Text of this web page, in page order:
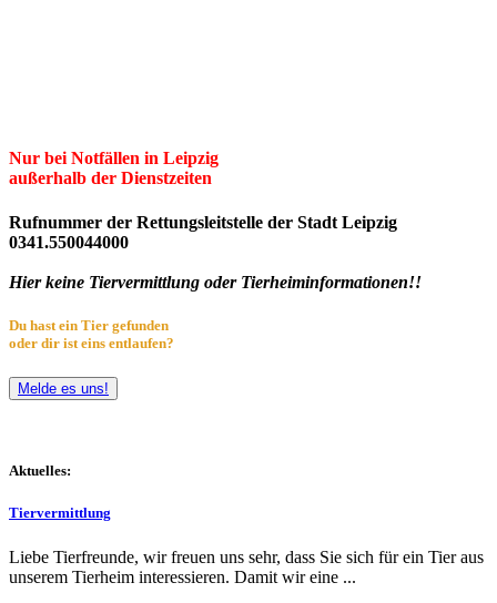
Nur bei Notfällen in Leipzig
außerhalb der Dienstzeiten
Rufnummer der Rettungsleitstelle der Stadt Leipzig
0341.550044000
Hier keine Tiervermittlung oder Tierheiminformationen!!
Du hast ein Tier gefunden
oder dir ist eins entlaufen?
Melde es uns!
Aktuelles:
Tiervermittlung
Liebe Tierfreunde, wir freuen uns sehr, dass Sie sich für ein Tier aus
unserem Tierheim interessieren. Damit wir eine ...